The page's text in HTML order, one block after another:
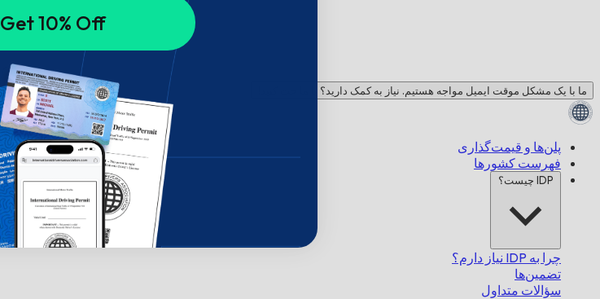
ما با یک مشکل موقت ایمیل مواجه هستیم. نیاز به کمک دارید؟ با ما چت کنید!
پلن‌ها و قیمت‌گذاری
فهرست کشورها
IDP چیست؟
چرا به IDP نیاز دارم؟
تضمین‌ها
سؤالات متداول
Get 10% Off